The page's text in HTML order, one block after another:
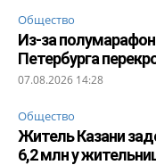
Общество
Из-за
Петербурга
07.08.2026 14:28
Общество
Житель Казани
6,2 млн у